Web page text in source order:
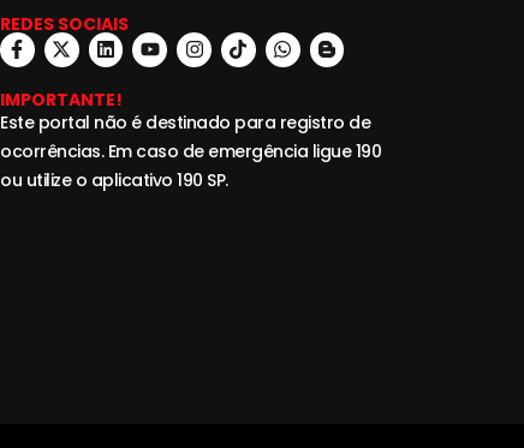
REDES SOCIAIS
IMPORTANTE!
Este portal não é destinado para registro de
ocorrências. Em caso de emergência ligue 190
ou utilize o aplicativo 190 SP.